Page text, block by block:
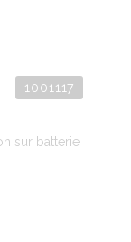
1001117
sur batterie